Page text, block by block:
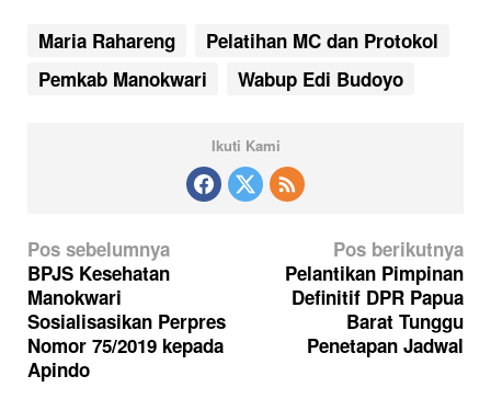
Maria Rahareng
Pelatihan MC dan Protokol
Pemkab Manokwari
Wabup Edi Budoyo
Ikuti Kami
N
a
v
i
g
Pos sebelumnya
BPJS Kesehatan
Manokwari
Sosialisasikan Perpres
Nomor 75/2019 kepada
Apindo
Pos berikutnya
Pelantikan Pimpinan
Definitif DPR Papua
Barat Tunggu
Penetapan Jadwal